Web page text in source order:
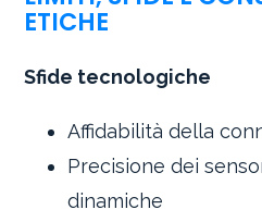
ETICHE
Sfide tecnologiche
Affidabilità della
Precisione dei
dinamiche